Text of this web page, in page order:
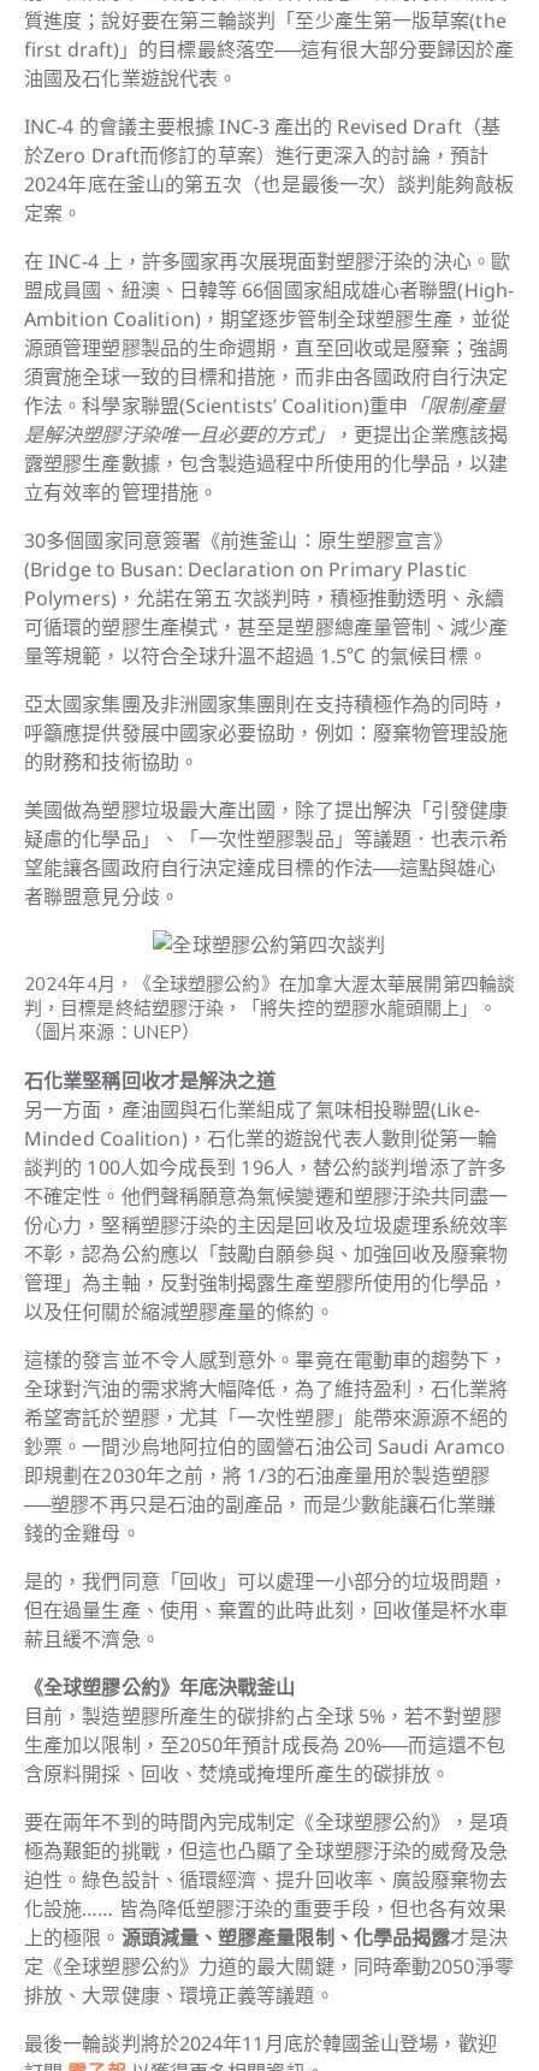
質進度；說好要在第三輪談判「至少產生第一版草案(the
first draft)」的目標最終落空──這有很大部分要歸因於產
油國及石化業遊說代表。
INC-4 的會議主要根據 INC-3 產出的 Revised Draft（基
於Zero Draft而修訂的草案）進行更深入的討論，預計
2024年底在釜山的第五次（也是最後一次）談判能夠敲板
定案。
在 INC-4 上，許多國家再次展現面對塑膠汙染的決心。歐
盟成員國、紐澳、日韓等 66個國家組成雄心者聯盟(High-
Ambition Coalition)，期望逐步管制全球塑膠生產，並從
源頭管理塑膠製品的生命週期，直至回收或是廢棄；強調
須實施全球一致的目標和措施，而非由各國政府自行決定
作法。科學家聯盟(Scientists’ Coalition)重申 「限制產量
是解決塑膠汙染唯一且必要的方式」
，更提出企業應該揭
露塑膠生產數據，包含製造過程中所使用的化學品，以建
立有效率的管理措施。
30多個國家同意簽署《前進釜山：原生塑膠宣言》
(Bridge to Busan: Declaration on Primary Plastic
Polymers)，允諾在第五次談判時，積極推動透明、永續
可循環的塑膠生產模式，甚至是塑膠總產量管制、減少產
量等規範，以符合全球升溫不超過 1.5℃ 的氣候目標。
亞太國家集團及非洲國家集團則在支持積極作為的同時，
呼籲應提供發展中國家必要協助，例如：廢棄物管理設施
的財務和技術協助。
美國做為塑膠垃圾最大產出國，除了提出解決「引發健康
疑慮的化學品」、「一次性塑膠製品」等議題．也表示希
望能讓各國政府自行決定達成目標的作法──這點與雄心
者聯盟意見分歧。
2024年4月，《全球塑膠公約》在加拿大渥太華展開第四輪談
判，目標是終結塑膠汙染，「將失控的塑膠水龍頭關上」。
（圖片來源：UNEP）
石化業堅稱回收才是解決之道
另一方面，產油國與石化業組成了氣味相投聯盟(Like-
Minded Coalition)，石化業的遊說代表人數則從第一輪
談判的 100人如今成長到 196人，替公約談判增添了許多
不確定性。他們聲稱願意為氣候變遷和塑膠汙染共同盡一
份心力，堅稱塑膠汙染的主因是回收及垃圾處理系統效率
不彰，認為公約應以「鼓勵自願參與、加強回收及廢棄物
管理」為主軸，反對強制揭露生產塑膠所使用的化學品，
以及任何關於縮減塑膠產量的條約。
這樣的發言並不令人感到意外。畢竟在電動車的趨勢下，
全球對汽油的需求將大幅降低，為了維持盈利，石化業將
希望寄託於塑膠，尤其「一次性塑膠」能帶來源源不絕的
鈔票。一間沙烏地阿拉伯的國營石油公司 Saudi Aramco
即規劃在2030年之前，將 1/3的石油產量用於製造塑膠
──塑膠不再只是石油的副產品，而是少數能讓石化業賺
錢的金雞母。
是的，我們同意「回收」可以處理一小部分的垃圾問題，
但在過量生產、使用、棄置的此時此刻，回收僅是杯水車
薪且緩不濟急。
《全球塑膠公約》年底決戰釜山
目前，製造塑膠所產生的碳排約占全球 5%，若不對塑膠
生產加以限制，至2050年預計成長為 20%──而這還不包
含原料開採、回收、焚燒或掩埋所產生的碳排放。
要在兩年不到的時間內完成制定《全球塑膠公約》，是項
極為艱鉅的挑戰，但這也凸顯了全球塑膠汙染的威脅及急
迫性。綠色設計、循環經濟、提升回收率、廣設廢棄物去
化設施…… 皆為降低塑膠汙染的重要手段，但也各有效果
上的極限。 源頭減量、塑膠產量限制、化學品揭露才是決
定《全球塑膠公約》力道的最大關鍵，同時牽動2050淨零
排放、大眾健康、環境正義等議題。
最後一輪談判將於2024年11月底於韓國釜山登場，歡迎